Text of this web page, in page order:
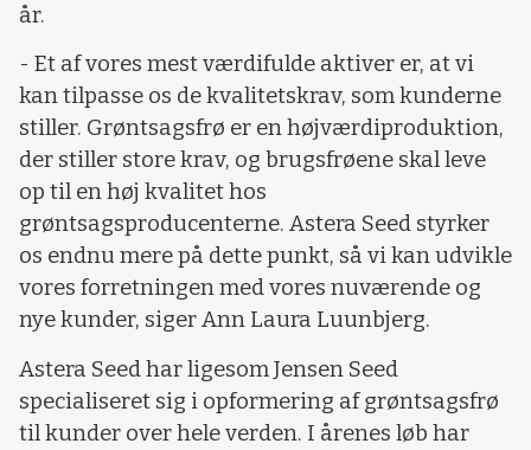
år.
- Et af vores mest værdifulde aktiver er, at vi
kan tilpasse os de kvalitetskrav, som kunderne
stiller. Grøntsagsfrø er en højværdiproduktion,
der stiller store krav, og brugsfrøene skal leve
op til en høj kvalitet hos
grøntsagsproducenterne. Astera Seed styrker
os endnu mere på dette punkt, så vi kan udvikle
vores forretningen med vores nuværende og
nye kunder, siger Ann Laura Luunbjerg.
Astera Seed har ligesom Jensen Seed
specialiseret sig i opformering af grøntsagsfrø
til kunder over hele verden. I årenes løb har